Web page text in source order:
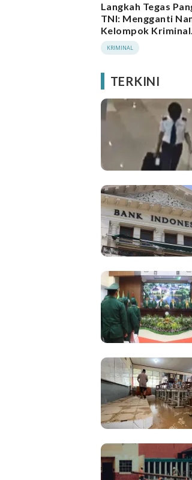
Langkah Tegas
TNI: Mengganti
Kelompok Kriminal
Bersenjata (KKB)
Kelompok Separatis
Organisasi Papua
Merdeka (OPM)
KRIMINAL
TERKINI